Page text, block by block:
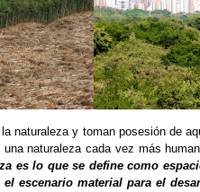
naturaleza y toman posesión de
naturaleza cada vez más
es lo que se define como
escenario material para el